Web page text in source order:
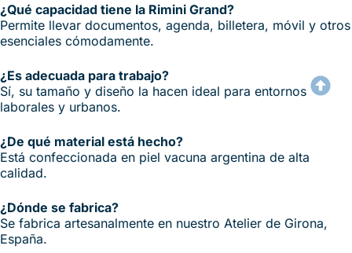
¿Qué capacidad tiene la Rimini Grand?
Permite llevar documentos, agenda, billetera, móvil y otros
esenciales cómodamente.
¿Es adecuada para trabajo?
Sí, su tamaño y diseño la hacen ideal para entornos
laborales y urbanos.
¿De qué material está hecho?
Está confeccionada en piel vacuna argentina de alta
calidad.
¿Dónde se fabrica?
Se fabrica artesanalmente en nuestro Atelier de Girona,
España.